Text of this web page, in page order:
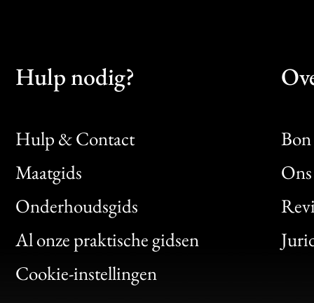
Hulp nodig?
Hulp & Contact
Maatgids
Onderhoudsgids
Al onze praktische gidsen
Cookie-instellingen
Bon
Clic